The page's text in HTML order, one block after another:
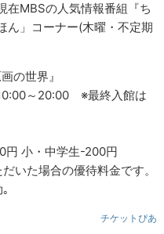
在MBSの人気情報番組『ち
ん」コーナー(木曜・不定期
の世界』
～20:00 ※最終入館は
小・中学生-200円
いた場合の優待料金です。
チケットぴあ